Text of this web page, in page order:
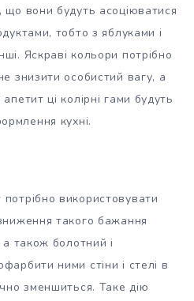
що вони будуть асоціюватися
тобто з яблуками і
Яскраві кольори потрібно
знизити особистий вагу, а
ці колірні гами будуть
кухні.
використовувати
такого бажання
а також болотний і
ними стіни і стелі в
зменшиться. Таке дію